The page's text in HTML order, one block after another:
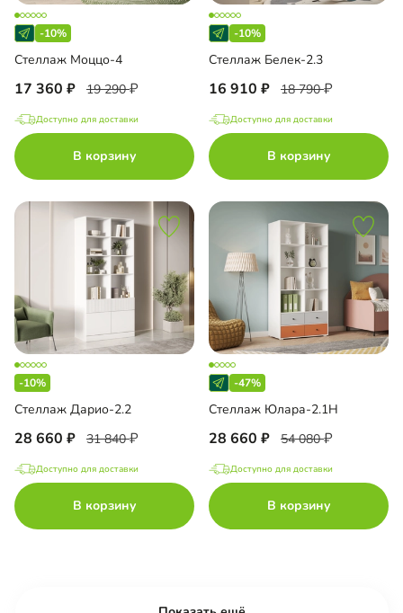
-10%
Стеллаж Моццо-4
17 360 19 290
Доступно для доставки
В корзину
-10%
Стеллаж Белек-2.3
16 910 18 790
Доступно для доставки
В корзину
-10%
Стеллаж Дарио-2.2
28 660 31 840
Доступно для доставки
В корзину
-47%
Стеллаж Юлара-2.1Н
28 660 54 080
Доступно для доставки
В корзину